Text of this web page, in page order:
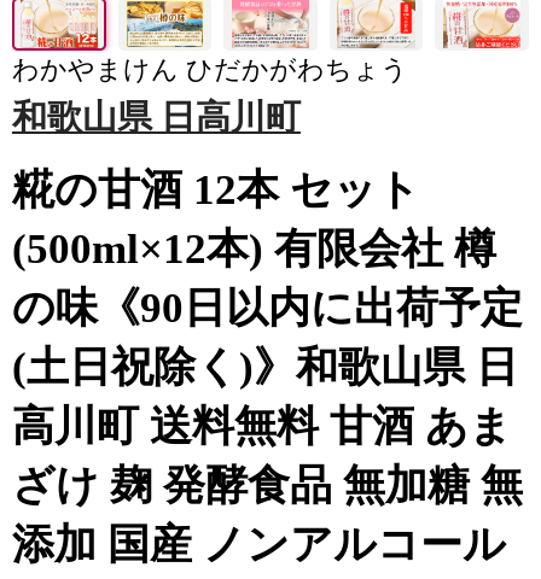
わかやまけん ひだかがわちょう
和歌山県 日高川町
糀の甘酒 12本 セット
(500ml×12本) 有限会社 樽
の味《90日以内に出荷予定
(土日祝除く)》和歌山県 日
高川町 送料無料 甘酒 あま
ざけ 麹 発酵食品 無加糖 無
添加 国産 ノンアルコール